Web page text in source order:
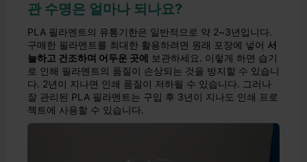
관 수명은 얼마나 되나요?
PLA 필라멘트의 유통기한은 일반적으로 약 2~3년입니다.
구매한 필라멘트를 최대한 활용하려면 원래 포장에 넣어 서
늘하고 건조하며 어두운 곳에 보관하세요. 이렇게 하면 습기
로 인해 필라멘트의 품질이 손상되는 것을 방지할 수 있습니
다. 2년이 지나면 인쇄 품질이 저하될 수 있습니다. 그러나
잘 관리된 PLA 필라멘트는 구입 후 3년이 지나도 인쇄 프로
젝트에 사용할 수 있습니다.